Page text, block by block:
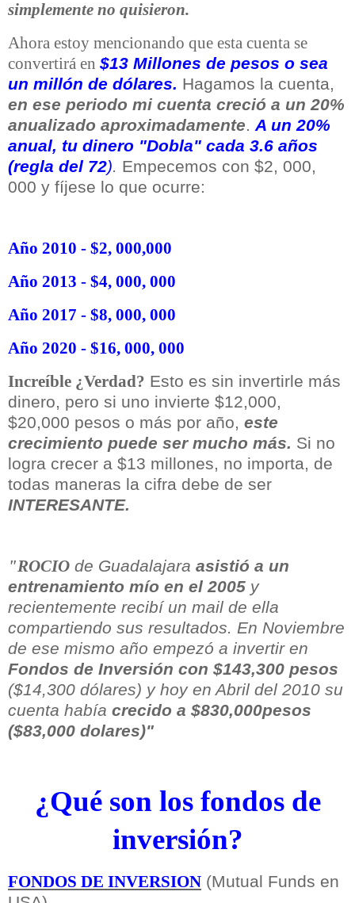
simplemente no quisieron.
Ahora estoy mencionando que esta cuenta se
convertirá en $13 Millones de pesos o sea
un millón de dólares. Hagamos la cuenta,
en ese periodo mi cuenta creció a un 20%
anualizado aproximadamente. A un 20%
anual, tu dinero "Dobla" cada 3.6 años
(regla del 72). Empecemos con $2, 000,
000 y fíjese lo que ocurre:
Año 2010 - $2, 000,000
Año 2013 - $4, 000, 000
Año 2017 - $8, 000, 000
Año 2020 - $16, 000, 000
Increíble ¿Verdad? Esto es sin invertirle más
dinero, pero si uno invierte $12,000,
$20,000 pesos o más por año, este
crecimiento puede ser mucho más. Si no
logra crecer a $13 millones, no importa, de
todas maneras la cifra debe de ser
INTERESANTE.
"ROCIO de Guadalajara asistió a un
entrenamiento mío en el 2005 y
recientemente recibí un mail de ella
compartiendo sus resultados. En Noviembre
de ese mismo año empezó a invertir en
Fondos de Inversión con $143,300 pesos
($14,300 dólares) y hoy en Abril del 2010 su
cuenta había crecido a $830,000pesos
($83,000 dolares)"
¿Qué son los fondos de
inversión?
FONDOS DE INVERSION (Mutual Funds en